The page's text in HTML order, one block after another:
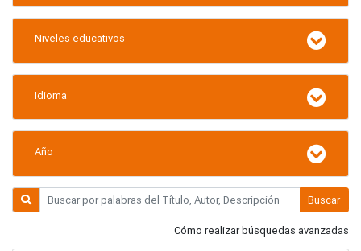
Buscar
Cómo realizar búsquedas avanzadas
Niveles educativos
Idioma
Año